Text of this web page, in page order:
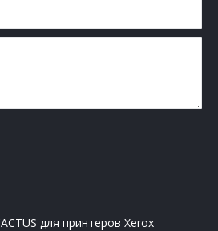
для принтеров Xerox